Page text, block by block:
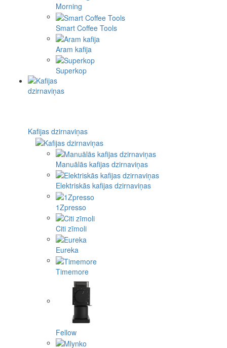
Morning
Smart Coffee Tools
Aram kafija
Superkop
Kafijas dzirnaviņas
Manuālās kafijas dzirnaviņas
Elektriskās kafijas dzirnaviņas
1Zpresso
Citi zīmoli
Eureka
Timemore
Fellow